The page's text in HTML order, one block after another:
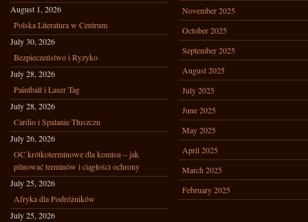
August 1, 2026
Polska Literatura w Centrum
July 30, 2026
Bezpieczeństwo i Ryzyko
July 28, 2026
Paintball i Laser Tag
July 28, 2026
Cardio i Spalanie Tłuszczu
July 26, 2026
OC krótkoterminowe dla komisu – jak
pilnować terminów i ciągłości ochrony
July 25, 2026
Afryka dla Podróżników
July 25, 2026
November 2025
October 2025
September 2025
August 2025
July 2025
June 2025
May 2025
April 2025
March 2025
February 2025